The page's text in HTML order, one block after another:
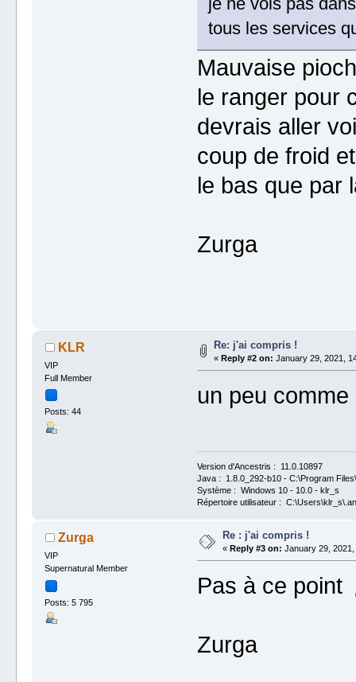
tous les services
Mauvaise
le ranger pour
devrais aller
coup de froid
le bas que par
Zurga
KLR
VIP
Full Member
Posts: 44
Re: j'ai compris !
«Reply #2 on: January 29, 2021,
un peu comme
Version d'Ancestris : 11.0.10897
Java : 1.8.0_292-b10 - C:\Program
Système : Windows 10 - 10.0 - klr_s
Répertoire utilisateur :
Zurga
VIP
Supernatural Member
Posts: 5 795
Re : j'ai compris !
«Reply #3 on: January 29,
Pas à ce point
Zurga